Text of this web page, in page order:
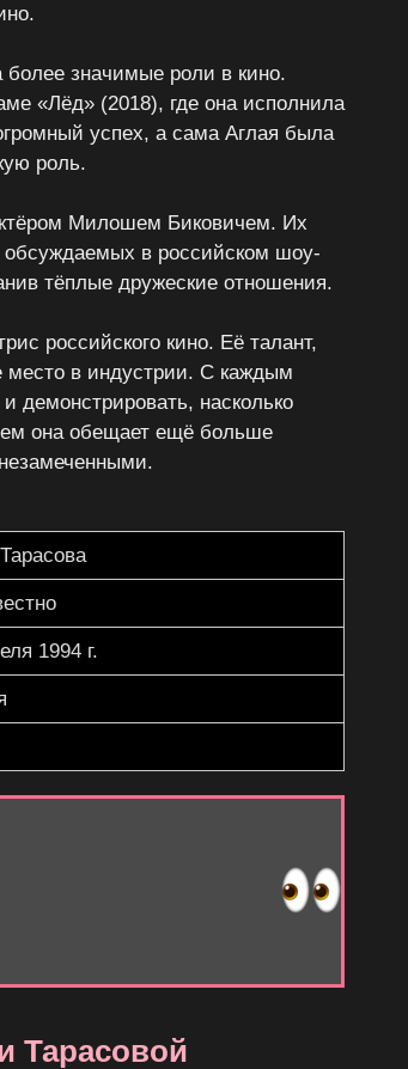
более значимые роли в кино.
«Лёд» (2018), где она исполнила
успех, а сама Аглая была
роль.
Милошем Биковичем. Их
в российском шоу-
тёплые дружеские отношения.
российского кино. Её талант,
место в индустрии. С каждым
демонстрировать, насколько
она обещает ещё больше
1994 г.
Тарасовой